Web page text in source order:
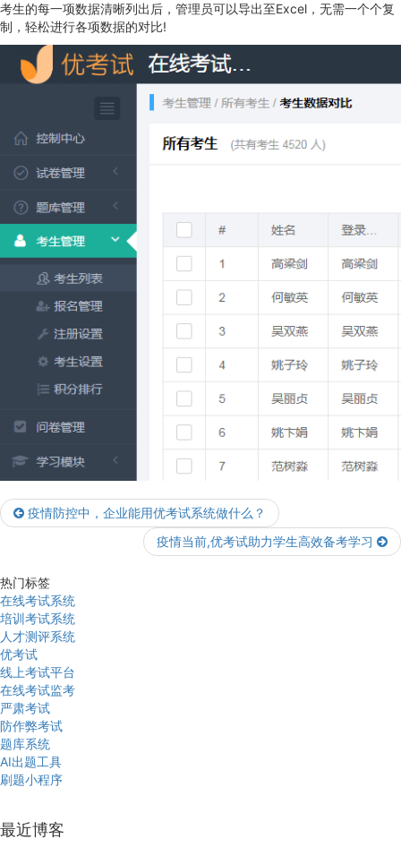
考生的每一项数据清晰列出后，管理员可以导出至Excel，无需一个个复
制，轻松进行各项数据的对比!
疫情防控中，企业能用优考试系统做什么？
疫情当前,优考试助力学生高效备考学习
热门标签
在线考试系统
培训考试系统
人才测评系统
优考试
线上考试平台
在线考试监考
严肃考试
防作弊考试
题库系统
AI出题工具
刷题小程序
最近博客